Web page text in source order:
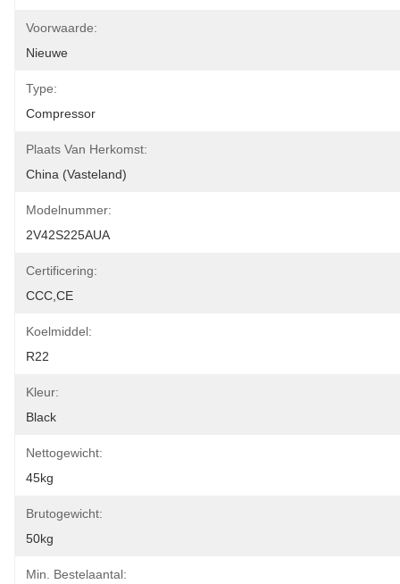
Voorwaarde:
Nieuwe
Type:
Compressor
Plaats Van Herkomst:
China (vasteland)
Modelnummer:
2V42S225AUA
Certificering:
CCC,CE
Koelmiddel:
R22
Kleur:
Black
Nettogewicht:
45kg
Brutogewicht:
50kg
Min. Bestelaantal: